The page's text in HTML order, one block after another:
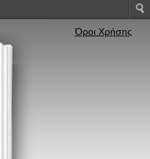
Όροι Χρήσης